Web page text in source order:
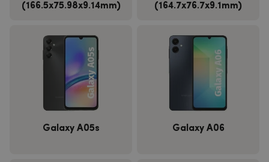
(166.5x75.98x9.14mm)
(164.7x76.7x9.1mm)
Galaxy A05s Galaxy A06